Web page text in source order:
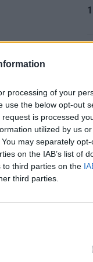
processing of your
use the below opt-out
is processed
utilized by us
may separately
on the IAB’s list of
to third parties on the
third parties.